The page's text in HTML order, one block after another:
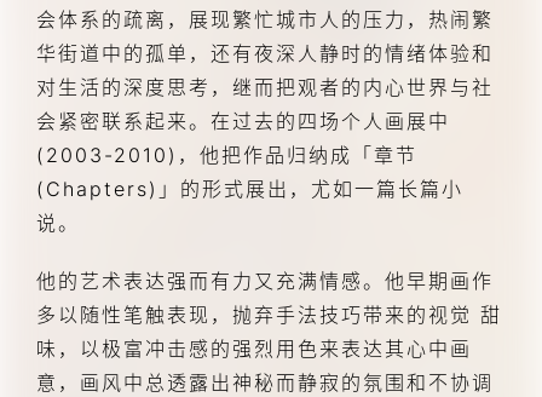
会体系的疏离，展现繁忙城市人的压力，热闹繁
华街道中的孤单，还有夜深人静时的情绪体验和
对生活的深度思考，继而把观者的内心世界与社
会紧密联系起来。在过去的四场个人画展中
(2003-2010)，他把作品归纳成「章节
(Chapters)」的形式展出，尤如一篇长篇小
说。
他的艺术表达强而有力又充满情感。他早期画作
多以随性笔触表现，抛弃手法技巧带来的视觉 甜
味，以极富冲击感的强烈用色来表达其心中画
意，画风中总透露出神秘而静寂的氛围和不协调